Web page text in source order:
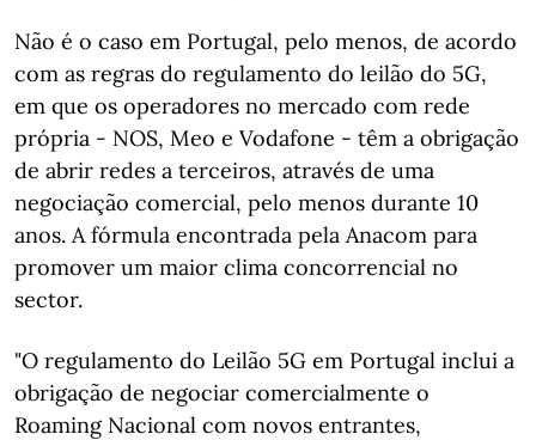
Não é o caso em Portugal, pelo menos, de acordo
com as regras do regulamento do leilão do 5G,
em que os operadores no mercado com rede
própria - NOS, Meo e Vodafone - têm a obrigação
de abrir redes a terceiros, através de uma
negociação comercial, pelo menos durante 10
anos. A fórmula encontrada pela Anacom para
promover um maior clima concorrencial no
sector.
"O regulamento do Leilão 5G em Portugal inclui a
obrigação de negociar comercialmente o
Roaming Nacional com novos entrantes,